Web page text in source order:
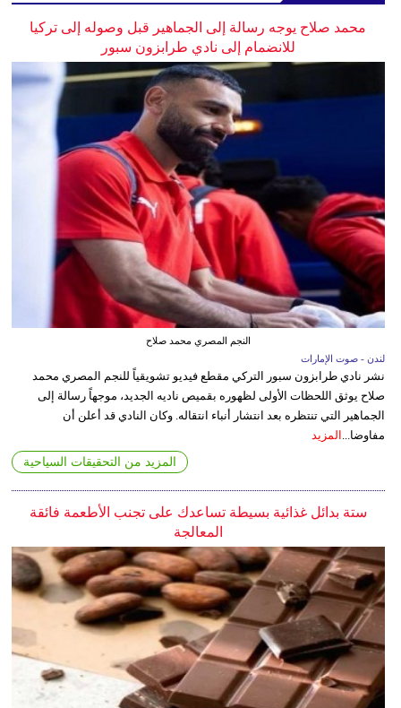
محمد صلاح يوجه رسالة إلى الجماهير قبل وصوله إلى تركيا
للانضمام إلى نادي طرابزون سبور
النجم المصري محمد صلاح
لندن - صوت الإمارات
نشر نادي طرابزون سبور التركي مقطع فيديو تشويقياً للنجم المصري محمد
صلاح يوثق اللحظات الأولى لظهوره بقميص ناديه الجديد، موجهاً رسالة إلى
الجماهير التي تنتظره بعد انتشار أنباء انتقاله. وكان النادي قد أعلن أن
مفاوضا... المزيد
المزيد من التحقيقات السياحية
ستة بدائل غذائية بسيطة تساعدك على تجنب الأطعمة فائقة
المعالجة